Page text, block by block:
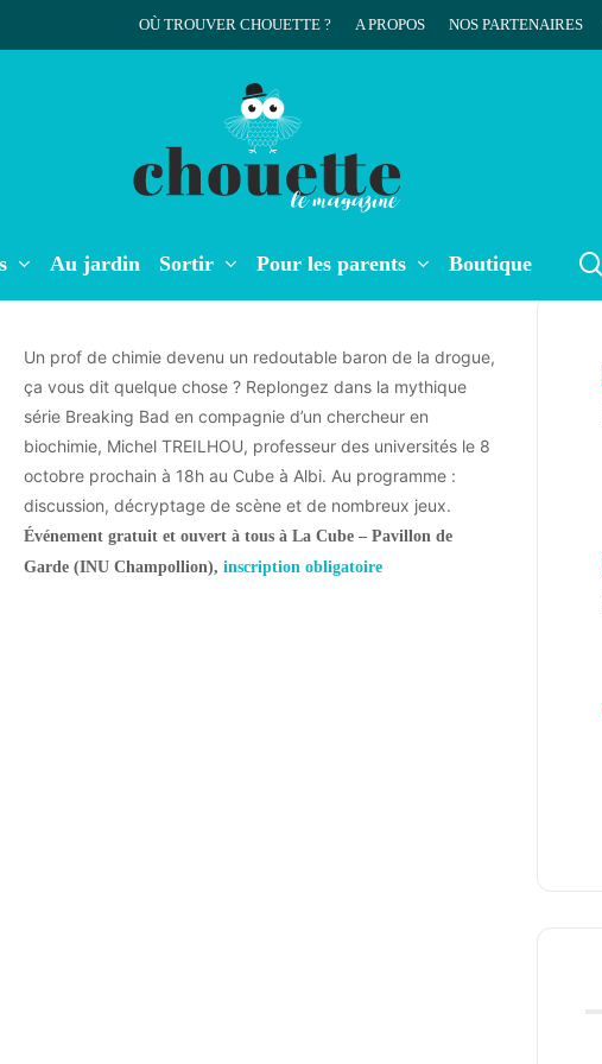
OÙ TROUVER CHOUETTE ? A PROPOS NOS PARTENAIRES
Au jardin Sortir Pour les parents Boutique
Un prof de chimie devenu un redoutable baron de la drogue,
ça vous dit quelque chose ? Replongez dans la mythique
série Breaking Bad en compagnie d’un chercheur en
biochimie, Michel TREILHOU, professeur des universités le 8
octobre prochain à 18h au Cube à Albi. Au programme :
discussion, décryptage de scène et de nombreux jeux.
Événement gratuit et ouvert à tous à La Cube – Pavillon de
Garde (INU Champollion), inscription obligatoire